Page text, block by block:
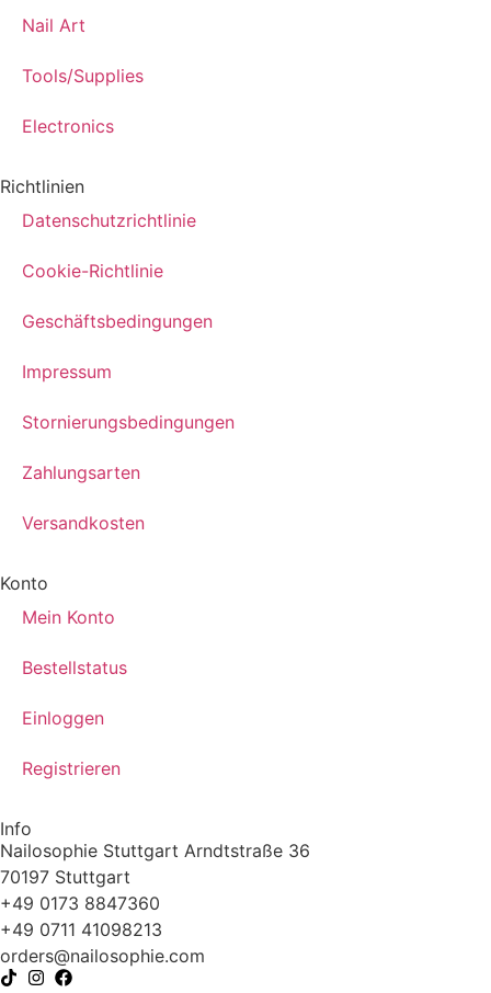
Nail Art
Tools/Supplies
Electronics
Richtlinien
Datenschutzrichtlinie
Cookie-Richtlinie
Geschäftsbedingungen
Impressum
Stornierungsbedingungen
Zahlungsarten
Versandkosten
Konto
Mein Konto
Bestellstatus
Einloggen
Registrieren
Info
Nailosophie Stuttgart Arndtstraße 36
70197 Stuttgart
+49 0173 8847360
+49 0711 41098213
moc.eihposolian
@sredro